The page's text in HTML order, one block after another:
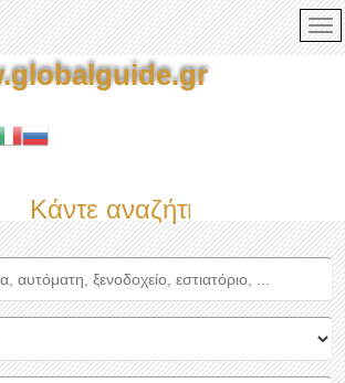
Κάντε αναζήτηση τώρα